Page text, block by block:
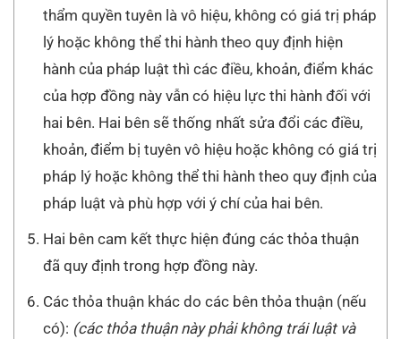
thẩm quyền tuyên là vô hiệu, không có giá trị pháp
lý hoặc không thể thi hành theo quy định hiện
hành của pháp luật thì các điều, khoản, điểm khác
của hợp đồng này vẫn có hiệu lực thi hành đối với
hai bên. Hai bên sẽ thống nhất sửa đổi các điều,
khoản, điểm bị tuyên vô hiệu hoặc không có giá trị
pháp lý hoặc không thể thi hành theo quy định của
pháp luật và phù hợp với ý chí của hai bên.
Hai bên cam kết thực hiện đúng các thỏa thuận
đã quy định trong hợp đồng này.
Các thỏa thuận khác do các bên thỏa thuận (nếu
có): (các thỏa thuận này phải không trái luật và